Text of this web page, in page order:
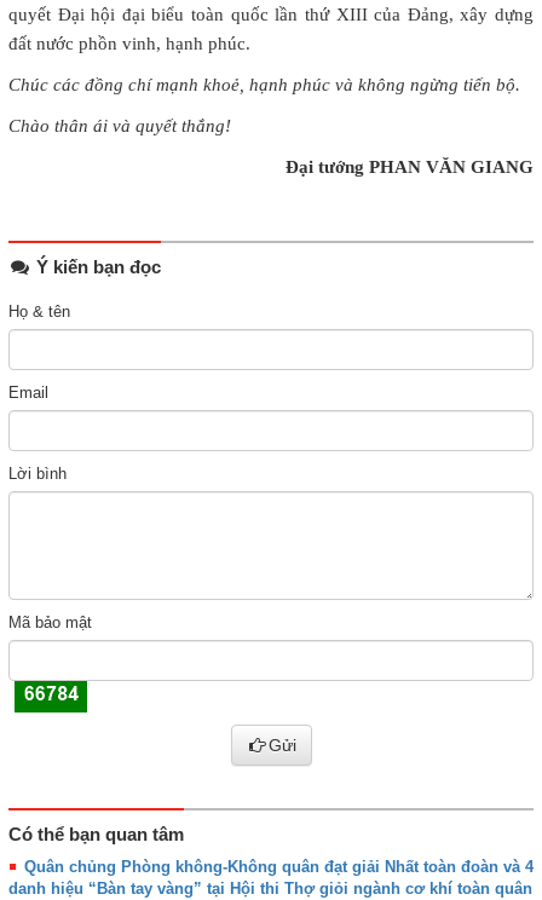
quyết Đại hội đại biểu toàn quốc lần thứ XIII của Đảng, xây dựng
đất nước phồn vinh, hạnh phúc.
Chúc các đồng chí mạnh khoẻ, hạnh phúc và không ngừng tiến bộ.
Chào thân ái và quyết thắng!
Đại tướng PHAN VĂN GIANG
Ý kiến bạn đọc
Họ & tên
Email
Lời bình
Mã bảo mật
Gửi
Có thể bạn quan tâm
Quân chủng Phòng không-Không quân đạt giải Nhất toàn đoàn và 4
danh hiệu “Bàn tay vàng” tại Hội thi Thợ giỏi ngành cơ khí toàn quân